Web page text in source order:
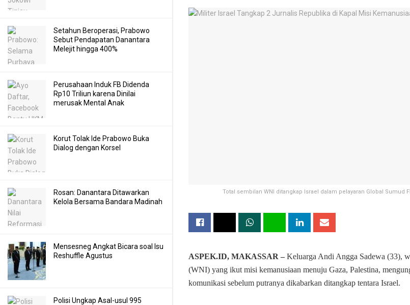
Setahun Beroperasi, Prabowo
Sebut Pendapatan Danantara
Melejit hingga 400%
Perusahaan Induk FB Didenda
Rp10 Triliun karena Dinilai
merusak Mental Anak
Korut Tolak Ide Prabowo Buka
Dialog dengan Korsel
Rosan: Danantara Ditawarkan
Kelola Bersama Bandara Madinah
Mensesneg Angkat Bicara soal Isu
Reshuffle Agustus
Polisi Ungkap Asal-usul 995
Total sembilan WNI ditangkap Israel dalam pelayaran Global Sumud
ASPEK.ID, MAKASSAR – Keluarga Andi Angga Sadewa (33),
(WNI) yang ikut misi kemanusiaan menuju Gaza, Palestina,
komunikasi sebelum putranya dikabarkan ditangkap tentara Israel.